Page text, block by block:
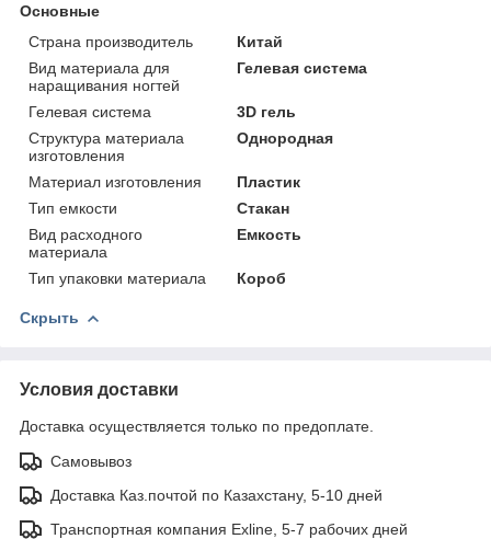
Основные
Страна производитель
Китай
Вид материала для
наращивания ногтей
Гелевая система
Гелевая система
3D гель
Структура материала
изготовления
Однородная
Материал изготовления
Пластик
Тип емкости
Стакан
Вид расходного
материала
Емкость
Тип упаковки материала Короб
Скрыть
Условия доставки
Доставка осуществляется только по предоплате.
Самовывоз
Доставка Каз.почтой по Казахстану, 5-10 дней
Транспортная компания Exline, 5-7 рабочих дней